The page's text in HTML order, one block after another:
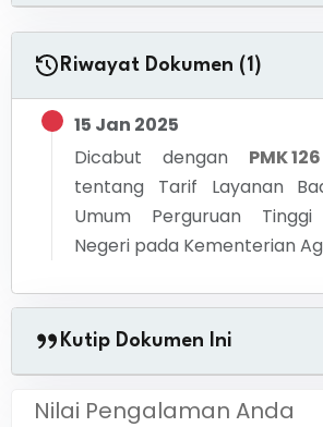
Riwayat Dokumen (1)
15 Jan 2025
Dicabut dengan
PMK
tentang Tarif Layanan
Umum Perguruan Tinggi
Negeri pada Kementerian
Kutip Dokumen Ini
Nilai Pengalaman Anda